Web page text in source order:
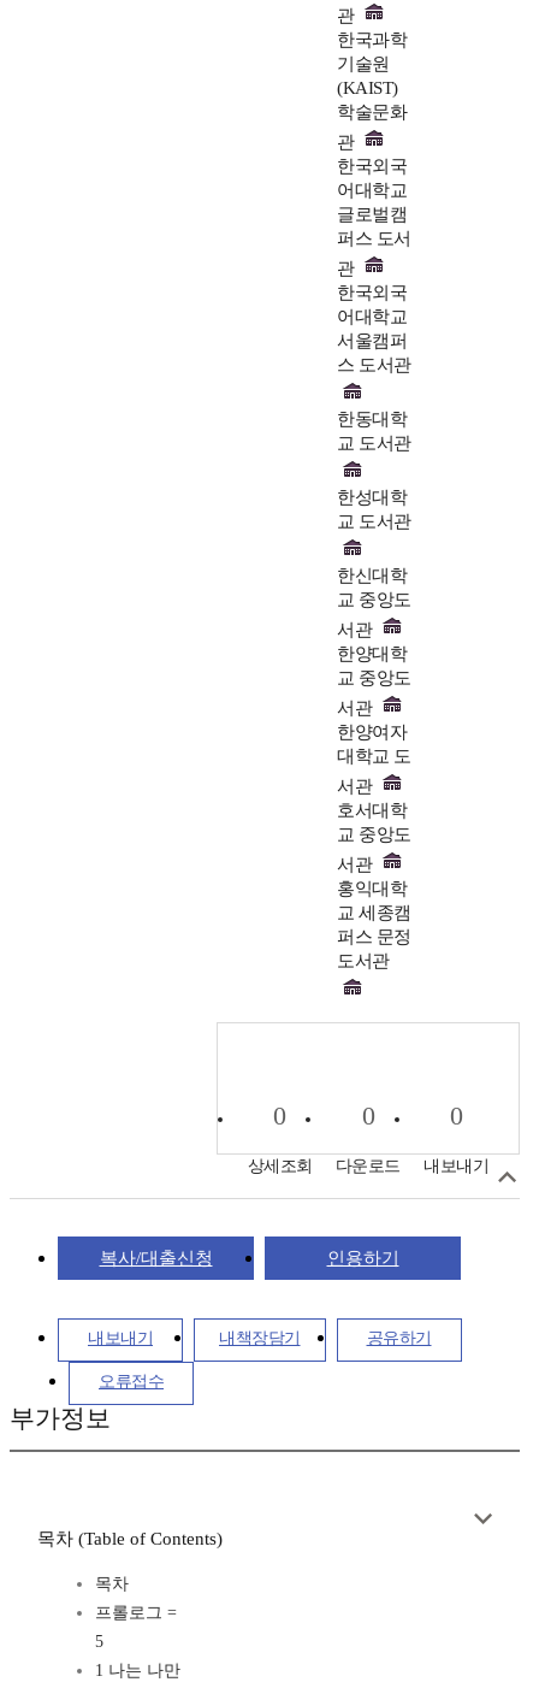
관
한국과학
기술원
(KAIST)
학술문화
관
한국외국
어대학교
글로벌캠
퍼스 도서
관
한국외국
어대학교
서울캠퍼
스 도서관
한동대학
교 도서관
한성대학
교 도서관
한신대학
교 중앙도
서관
한양대학
교 중앙도
서관
한양여자
대학교 도
서관
호서대학
교 중앙도
서관
홍익대학
교 세종캠
퍼스 문정
도서관
0
상세조회
0
다운로드
0
내보내기
복사/대출신청 인용하기
내보내기 내책장담기 공유하기
오류접수
부가정보
목차 (Table of Contents)
목차
프롤로그 =
5
1 나는 나만